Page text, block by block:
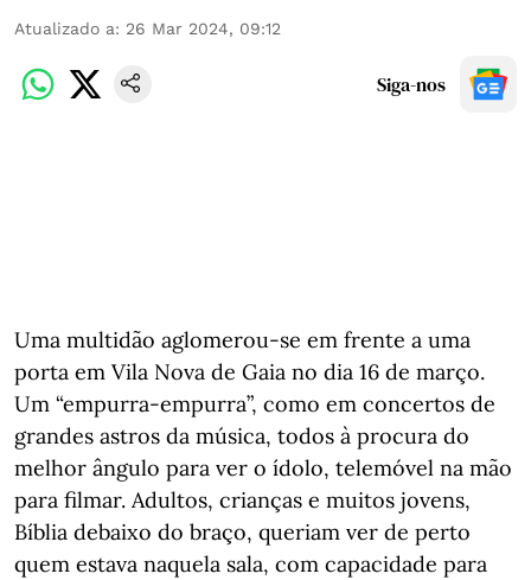
Atualizado a: 26 Mar 2024, 09:12
Siga-nos
Uma multidão aglomerou-se em frente a uma
porta em Vila Nova de Gaia no dia 16 de março.
Um “empurra-empurra”, como em concertos de
grandes astros da música, todos à procura do
melhor ângulo para ver o ídolo, telemóvel na mão
para filmar. Adultos, crianças e muitos jovens,
Bíblia debaixo do braço, queriam ver de perto
quem estava naquela sala, com capacidade para